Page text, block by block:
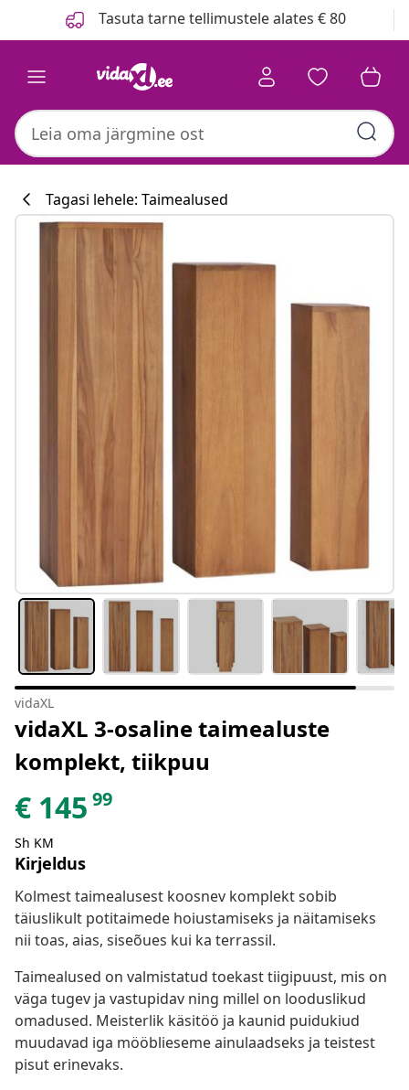
Tasuta tarne tellimustele alates € 80
Tagasi lehele: Taimealused
vidaXL
vidaXL 3-osaline taimealuste
komplekt, tiikpuu
€ 145 99
Sh KM
Kirjeldus
Kolmest taimealusest koosnev komplekt sobib
täiuslikult potitaimede hoiustamiseks ja näitamiseks
nii toas, aias, siseõues kui ka terrassil.
Taimealused on valmistatud toekast tiigipuust, mis on
väga tugev ja vastupidav ning millel on looduslikud
omadused. Meisterlik käsitöö ja kaunid puidukiud
muudavad iga mööblieseme ainulaadseks ja teistest
pisut erinevaks.